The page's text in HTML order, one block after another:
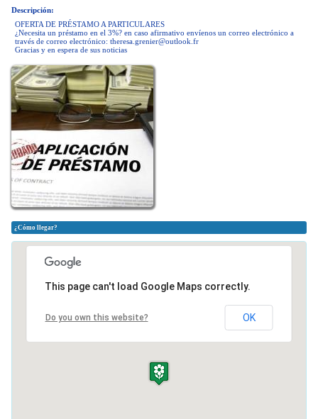
Descripción:
OFERTA DE PRÉSTAMO A PARTICULARES
¿Necesita un préstamo en el 3%? en caso afirmativo envíenos un correo electrónico a
través de correo electrónico: theresa.grenier@outlook.fr
Gracias y en espera de sus noticias
¿Cómo llegar?
This page can't load Google Maps correctly.
Do you own this website? OK